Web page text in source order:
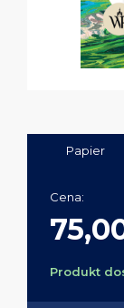
Papier
Cena:
Produkt